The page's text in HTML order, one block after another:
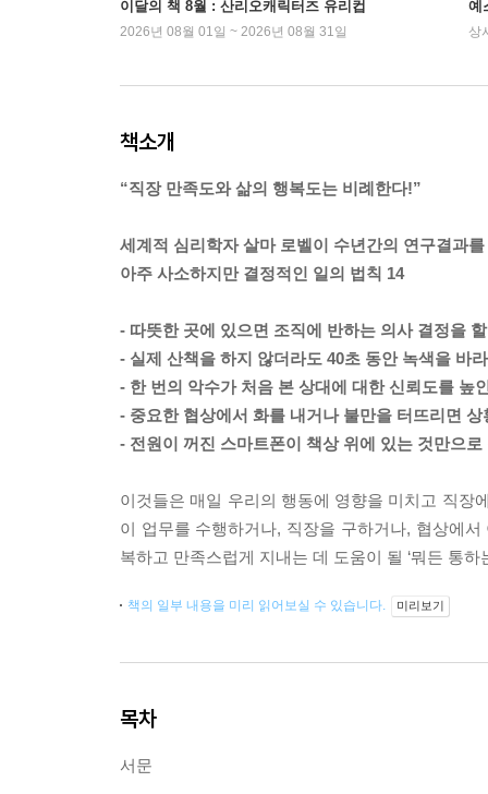
이달의 책 8월 : 산리오캐릭터즈 유리컵
2026년 08월 01일 ~ 2026년 08월 31일
예
상
책소개
“직장 만족도와 삶의 행복도는 비례한다!”
세계적 심리학자 살마 로벨이 수년간의 연구결과
아주 사소하지만 결정적인 일의 법칙 14
- 따뜻한 곳에 있으면 조직에 반하는 의사 결정을
- 실제 산책을 하지 않더라도 40초 동안 녹색을 바
- 한 번의 악수가 처음 본 상대에 대한 신뢰도를 높
- 중요한 협상에서 화를 내거나 불만을 터뜨리면
- 전원이 꺼진 스마트폰이 책상 위에 있는 것만으
이것들은 매일 우리의 행동에 영향을 미치고 직장
이 업무를 수행하거나, 직장을 구하거나, 협상에
복하고 만족스럽게 지내는 데 도움이 될 ‘뭐든 통
책의 일부 내용을 미리 읽어보실 수 있습니다. 미리보기
목차
서문